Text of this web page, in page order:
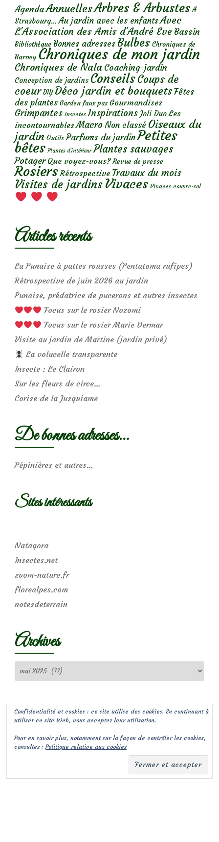
AgendaAnnuellesArbres & Arbustes A
Strasbourg... Au jardin avec les enfantsAvec
L'Association des Amis d'André Eve Bassin
Bibliothèque Bonnes adresses Bulbes Chroniques de
Barney Chroniques de mon jardin
Chroniques de Nala Coaching-jardin
Conception de jardins ConseilsCoups de
coeur DIY Déco jardin et bouquetsFêtes
des plantes Garden faux pas Gourmandises
Grimpantes Insectes Inspirations Joli Duo Les
incontournables Macro Non classé Oiseaux du
jardin Outils Parfums du jardinPetites
bêtes Plantes d’intérieur Plantes sauvages
Potager Que voyez-vous? Revue de presse
Rosiers Rétrospective Travaux du mois
Visites de jardins Vivaces Vivaces couvre-sol
Articles récents
La Punaise à pattes rousses (Pentatoma rufipes)
Rétrospective de juin 2026 au jardin
Punaise, prédatrice de pucerons et autres insectes
Focus sur le rosier Nozomi
Focus sur le rosier Marie Dermar
Visite au jardin de Martine (jardin privé)
La volucelle transparente
Insecte : Le Clairon
Sur les fleurs de circe…
Corise de la Jusquiame
De bonnes adresses…
Pépinières et autres…
Sites intéressants
Natagora
Insectes.net
zoom-nature.fr
florealpes.com
notesdeterrain
Archives
Confidentialité et cookies : ce site utilise des cookies. En continuant à
utiliser ce site Web, vous acceptez leur utilisation.
Pour en savoir plus, notamment sur la façon de contrôler les cookies,
consultez :Politique relative aux cookies